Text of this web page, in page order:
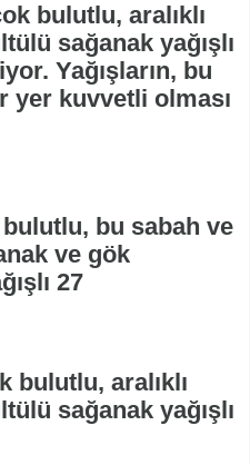
bulutlu, aralıklı
sağanak yağışlı
Yağışların, bu
yer kuvvetli olması
bu sabah ve
ve gök
27
bulutlu, aralıklı
sağanak yağışlı